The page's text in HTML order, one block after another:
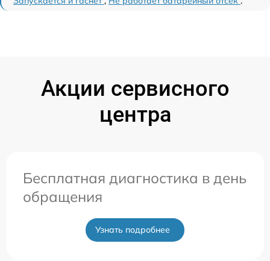
Акции сервисного
центра
Бесплатная диагностика в день
обращения
Узнать подробнее